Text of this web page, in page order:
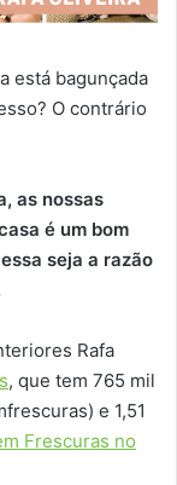
está bagunçada
O contrário
as nossas
é um bom
seja a razão
Rafa
, que tem 765 mil
e 1,51
Frescuras no